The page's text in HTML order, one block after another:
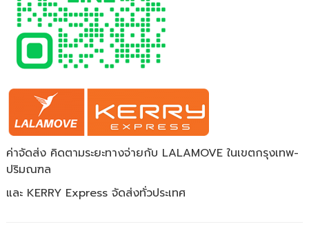
ค่าจัดส่ง คิดตามระยะทางจ่ายกับ LALAMOVE ในเขตกรุงเทพ-
ปริมณฑล
และ KERRY Express จัดส่งทั่วประเทศ